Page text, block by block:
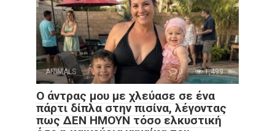
ANIMALS 0 1,499
Ο άντρας μου με χλεύασε σε ένα
πάρτι δίπλα στην πισίνα, λέγοντας
πως ΔΕΝ ΗΜΟΥΝ τόσο ελκυστική